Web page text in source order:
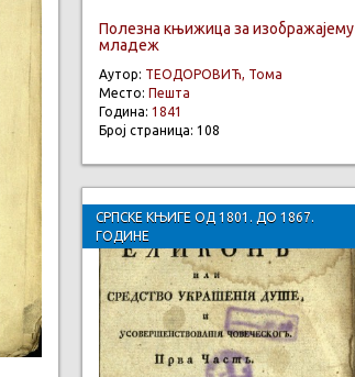
Полезна књижица за изображајему
младеж
Аутор: ТЕОДОРОВИЋ, Тома
Место: Пешта
Година: 1841
Број страница: 108
СРПСКЕ КЊИГЕ ОД 1801. ДО 1867.
ГОДИНЕ